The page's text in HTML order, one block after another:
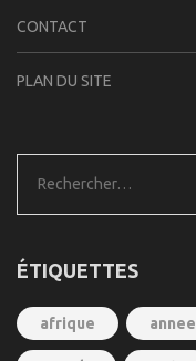
CONTACT
PLAN DU SITE
Rechercher :
ÉTIQUETTES
afrique annee